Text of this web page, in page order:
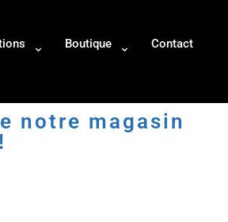
Boutique Contact
notre magasin